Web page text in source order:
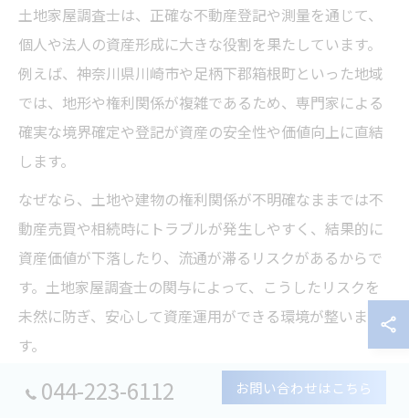
土地家屋調査士は、正確な不動産登記や測量を通じて、
個人や法人の資産形成に大きな役割を果たしています。
例えば、神奈川県川崎市や足柄下郡箱根町といった地域
では、地形や権利関係が複雑であるため、専門家による
確実な境界確定や登記が資産の安全性や価値向上に直結
します。
なぜなら、土地や建物の権利関係が不明確なままでは不
動産売買や相続時にトラブルが発生しやすく、結果的に
資産価値が下落したり、流通が滞るリスクがあるからで
す。土地家屋調査士の関与によって、こうしたリスクを
未然に防ぎ、安心して資産運用ができる環境が整いま
す。
例えば、実際に川崎市の住宅地で、境界が曖昧な古い土
044-223-6112 お問い合わせはこちら